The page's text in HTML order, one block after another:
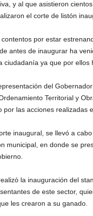
y al que asistieron
el corte de listón
contentos por estar
antes de inaugurar ha
ciudadanía ya que por ellos
del
Territorial y
por las acciones realizadas
inaugural, se llevó a
municipal, en donde se
la inauguración del
de este sector,
les crearon a su ganado.